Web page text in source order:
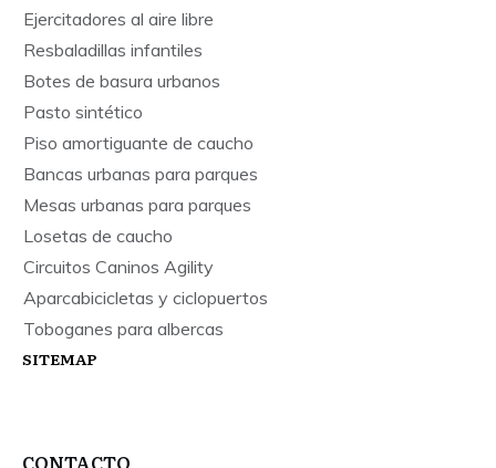
Ejercitadores al aire libre
Resbaladillas infantiles
Botes de basura urbanos
Pasto sintético
Piso amortiguante de caucho
Bancas urbanas para parques
Mesas urbanas para parques
Losetas de caucho
Circuitos Caninos Agility
Aparcabicicletas y ciclopuertos
Toboganes para albercas
SITEMAP
CONTACTO